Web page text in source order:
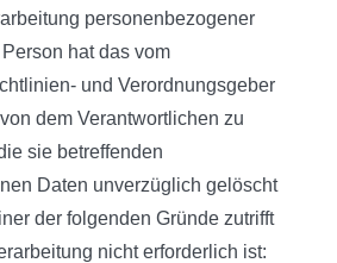
personenbezogener
hat das vom
und Verordnungsgeber
dem Verantwortlichen zu
sie betreffenden
Daten unverzüglich gelöscht
der folgenden Gründe zutrifft
nicht erforderlich ist: